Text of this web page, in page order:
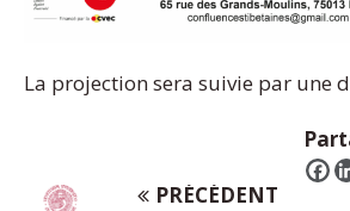
La projection sera suivie par une
PRÉCÉDENT